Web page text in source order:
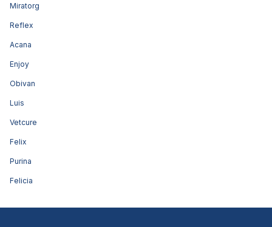
Miratorg
Reflex
Acana
Enjoy
Obivan
Luis
Vetcure
Felix
Purina
Felicia